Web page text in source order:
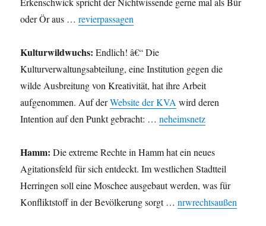
oder Ör aus …revierpassagen
Kulturwildwuchs: Endlich! â€“ Die
Kulturverwaltungsabteilung, eine Institution gegen die
wilde Ausbreitung von Kreativität, hat ihre Arbeit
aufgenommen. Auf derWebsite der KVAwird deren
Intention auf den Punkt gebracht: …neheimsnetz
Hamm: Die extreme Rechte in Hamm hat ein neues
Agitationsfeld für sich entdeckt. Im westlichen Stadtteil
Herringen soll eine Moschee ausgebaut werden, was für
Konfliktstoff in der Bevölkerung sorgt …nrwrechtsaußen